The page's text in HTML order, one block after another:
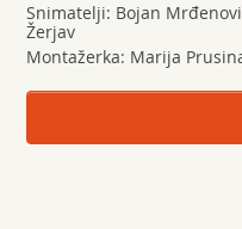
Snimatelji: Bojan
Žerjav
Montažerka: Marija